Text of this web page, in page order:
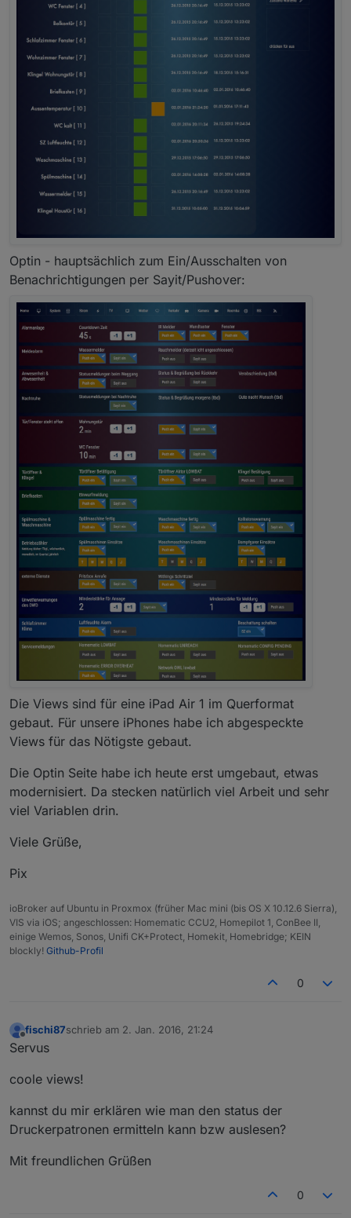
Optin - hauptsächlich zum Ein/Ausschalten von
Benachrichtigungen per Sayit/Pushover:
Die Views sind für eine iPad Air 1 im Querformat
gebaut. Für unsere iPhones habe ich abgespeckte
Views für das Nötigste gebaut.
Die Optin Seite habe ich heute erst umgebaut, etwas
modernisiert. Da stecken natürlich viel Arbeit und sehr
viel Variablen drin.
Viele Grüße,
Pix
ioBroker auf Ubuntu in Proxmox (früher Mac mini (bis OS X 10.12.6 Sierra),
VIS via iOS; angeschlossen: Homematic CCU2, Homepilot 1, ConBee II,
einige Wemos, Sonos, Unifi CK+Protect, Homekit, Homebridge; KEIN
blockly! Github-Profil
0
Offline
fischi87schrieb am 2. Jan. 2016, 21:24
zuletzt editiert von
Servus
coole views!
kannst du mir erklären wie man den status der
Druckerpatronen ermitteln kann bzw auslesen?
Mit freundlichen Grüßen
0